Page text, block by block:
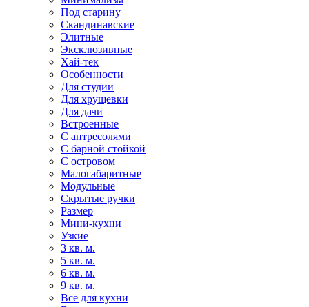
Под старину
Скандинавские
Элитные
Эксклюзивные
Хай-тек
Особенности
Для студии
Для хрущевки
Для дачи
Встроенные
С антресолями
С барной стойкой
С островом
Малогабаритные
Модульные
Скрытые ручки
Размер
Мини-кухни
Узкие
3 кв. м.
5 кв. м.
6 кв. м.
9 кв. м.
Все для кухни